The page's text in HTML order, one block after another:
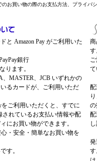
お買い物の際のお支払方法、プライバ
と Amazon Pay がご利用いた
銀行
ります。
MASTER、JCB いずれかの
るカードが、ご利用いただ
をご利用いただくと、すでに
されているお支払い情報や配
にお買い物ができます。
心・安全・簡単なお買い物を
す。
商
す
て
の
配
発